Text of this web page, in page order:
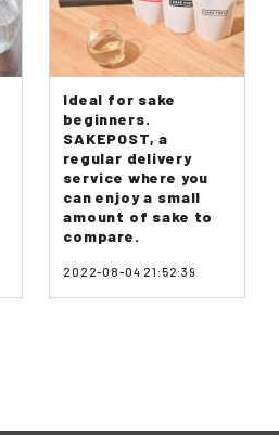
Ideal for sake
beginners.
SAKEPOST, a
regular delivery
service where you
can enjoy a small
amount of sake to
compare.
2022-08-04 21:52:39